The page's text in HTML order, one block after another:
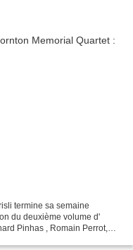
termine sa semaine
du deuxième volume d'
Pinhas , Romain Perrot,